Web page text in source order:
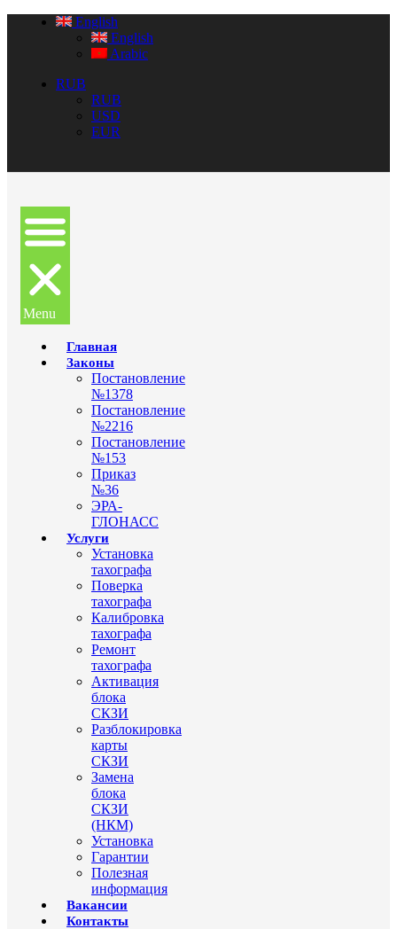
English
English
Arabic
RUB
RUB
USD
EUR
Menu
Главная
Законы
Постановление
№1378
Постановление
№2216
Постановление
№153
Приказ
№36
ЭРА-
ГЛОНАСС
Услуги
Установка
тахографа
Поверка
тахографа
Калибровка
тахографа
Ремонт
тахографа
Активация
блока
СКЗИ
Разблокировка
карты
СКЗИ
Замена
блока
СКЗИ
(НКМ)
Установка
Гарантии
Полезная
информация
Вакансии
Контакты